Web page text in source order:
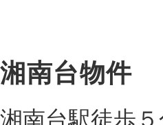
湘南台物件
湘南台駅徒歩